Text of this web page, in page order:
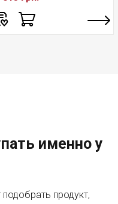
именно у
продукт,